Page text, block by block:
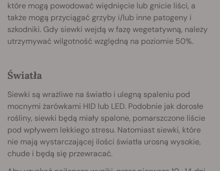
które mogą powodować więdnięcie lub gnicie liści, a
także mogą przyciągać grzyby i/lub inne patogeny i
szkodniki. Gdy siewki wejdą w fazę wegetatywną, należy
utrzymywać wilgotność względną na poziomie 50%.
Światła
Siewki są wrażliwe na światło i ulegną spaleniu pod
mocnymi żarówkami HID lub LED. Podobnie jak dorosłe
rośliny, siewki będą miały spalone, pomarszczone liście
pod wpływem lekkiego stresu. Natomiast siewki, które
nie mają wystarczającej ilości światła urosną wysokie,
chude i będą się przewracać.